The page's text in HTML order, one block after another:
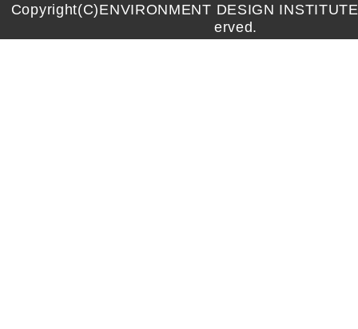
Copyright(C)ENVIRONMENT DESIGN
erved.